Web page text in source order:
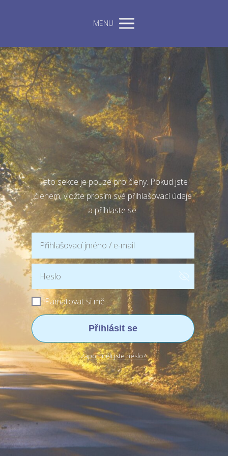
MENU
Tato sekce je pouze pro členy. Pokud jste
členem, vložte prosím své přihlašovací údaje
a přihlaste se.
Pamatovat si mě
Přihlásit se
Zapomněli jste heslo?